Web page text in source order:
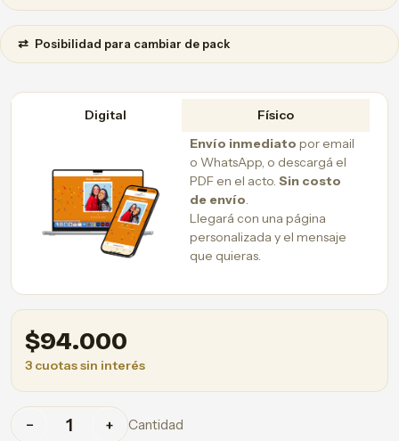
⇄ Posibilidad para cambiar de pack
Digital
Físico
Envío inmediato por email
o WhatsApp, o descargá el
PDF en el acto. Sin costo
de envío.
Llegará con una página
personalizada y el mensaje
que quieras.
$94.000
3 cuotas sin interés
− + Cantidad